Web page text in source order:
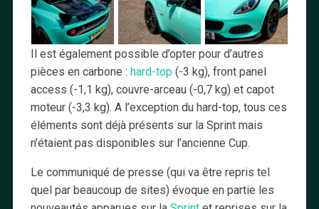
Il est également possible d’opter pour d’autres
pièces en carbone : hard-top(-3 kg), front panel
access (-1,1 kg), couvre-arceau (-0,7 kg) et capot
moteur (-3,3 kg). A l’exception du hard-top, tous ces
éléments sont déjà présents sur la Sprint mais
n’étaient pas disponibles sur l’ancienne Cup.
Le communiqué de presse (qui va être repris tel
quel par beaucoup de sites) évoque en partie les